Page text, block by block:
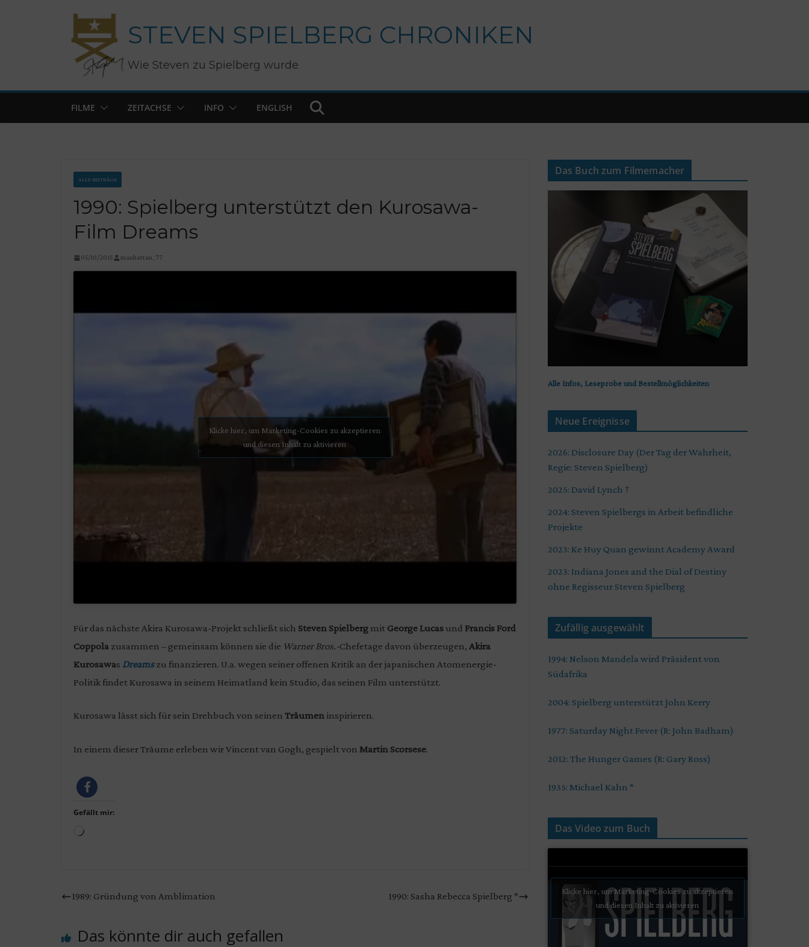
STEVEN SPIELBERG CHRONIKEN
Wie Steven zu Spielberg wurde
FILME ZEITACHSE INFO ENGLISH
ALLE BEITRÄGE
1990: Spielberg unterstützt den Kurosawa-
Film Dreams
05/10/2015 manhattan_77
Klicke hier, um Marketing-Cookies zu akzeptieren
und diesen Inhalt zu aktivieren
Für das nächste Akira Kurosawa-Projekt schließt sich Steven Spielberg mit George Lucas und Francis Ford
Coppola zusammen – gemeinsam können sie die Warner Bros.-Chefetage davon überzeugen, Akira
Kurosawas Dreams zu finanzieren. U.a. wegen seiner offenen Kritik an der japanischen Atomenergie-
Politik findet Kurosawa in seinem Heimatland kein Studio, das seinen Film unterstützt.
Kurosawa lässt sich für sein Drehbuch von seinen Träumen inspirieren.
In einem dieser Träume erleben wir Vincent van Gogh, gespielt von Martin Scorsese.
Gefällt mir:
Wird
1989: Gründung von Amblimation 1990: Sasha Rebecca Spielberg *
Das könnte dir auch gefallen
Das Buch zum Filmemacher
Alle Infos, Leseprobe und Bestellmöglichkeiten
Neue Ereignisse
2026: Disclosure Day (Der Tag der Wahrheit,
Regie: Steven Spielberg)
2025: David Lynch †
2024: Steven Spielbergs in Arbeit befindliche
Projekte
2023: Ke Huy Quan gewinnt Academy Award
2023: Indiana Jones and the Dial of Destiny
ohne Regisseur Steven Spielberg
Zufällig ausgewählt
1994: Nelson Mandela wird Präsident von
Südafrika
2004: Spielberg unterstützt John Kerry
1977: Saturday Night Fever (R: John Badham)
2012: The Hunger Games (R: Gary Ross)
1935: Michael Kahn *
Das Video zum Buch
Klicke hier, um Marketing-Cookies zu akzeptieren
und diesen Inhalt zu aktivieren